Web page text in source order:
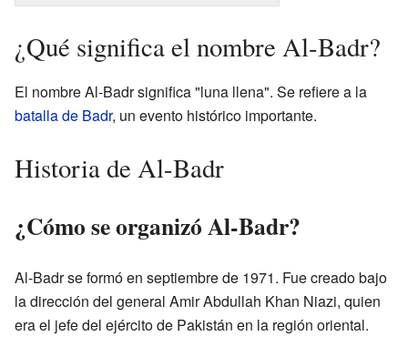
¿Qué significa el nombre Al-Badr?
El nombre Al-Badr significa "luna llena". Se refiere a la
batalla de Badr, un evento histórico importante.
Historia de Al-Badr
¿Cómo se organizó Al-Badr?
Al-Badr se formó en septiembre de 1971. Fue creado bajo
la dirección del general Amir Abdullah Khan Niazi, quien
era el jefe del ejército de Pakistán en la región oriental.